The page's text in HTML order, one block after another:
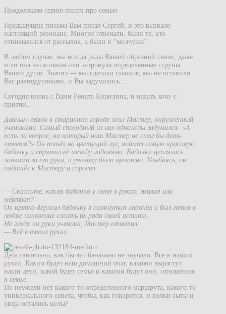
Продолжаем серию писем про семью
Предыдущие письма Вам писал Сергей, и это вызвало
настоящий резонанс. Многие отвечали, были те, кто
отписывался от рассылок, а были и “молчуны”
В любом случае, мы всегда рады Вашей обратной связи, даже
если она негативная или затронула определенные струны
Вашей души. Значит — мы сделали главное, мы не оставили
Вас равнодушными, и Вы задумались…
Сегодня вновь с Вами Рената Кирилина, и начать хочу с
притчи…
Давным-давно в старинном городе жил Мастер, окружённый
учениками. Самый способный из них однажды задумался: «А
есть ли вопрос, на который наш Мастер не смог бы дать
ответа?» Он пошёл на цветущий луг, поймал самую красивую
бабочку и спрятал её между ладонями. Бабочка цеплялась
лапками за его руки, и ученику было щекотно. Улыбаясь, он
подошёл к Мастеру и спросил:
— Скажите, какая бабочка у меня в руках: живая или
мёртвая?
Он крепко держал бабочку в сомкнутых ладонях и был готов в
любое мгновение сжать их ради своей истины.
Не глядя на руки ученика, Мастер ответил:
— Всё в твоих руках.
Действительно, как бы это банально не звучало. Все в наших
руках. Каким будет наш домашний очаг, какими вырастут
наши дети, какой будет семья и какими будут они, отношения
в семье.
Но неужели нет какого-то определенного маршрута, какого-то
универсального совета, чтобы, как говорится, и волки сыты и
овцы остались целы?